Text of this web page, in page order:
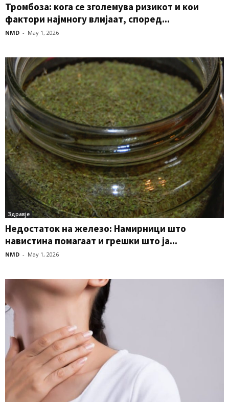
Тромбоза: кога се зголемува ризикот и кои
фактори најмногу влијаат, според...
NMD - May 1, 2026
Здравје
Недостаток на железо: Намирници што
навистина помагаат и грешки што ја...
NMD - May 1, 2026